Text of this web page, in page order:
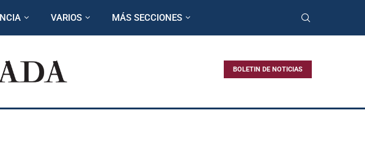
VARIOS MÁS SECCIONES
BOLETIN DE NOTICIAS